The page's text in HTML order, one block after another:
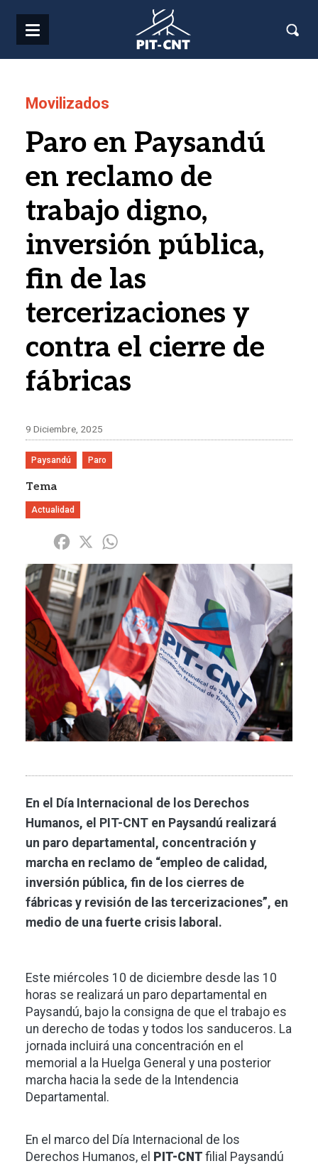
Movilizados
Paro en Paysandú
en reclamo de
trabajo digno,
inversión pública,
fin de las
tercerizaciones y
contra el cierre de
fábricas
9 Diciembre, 2025
Paysandú Paro
Tema
Actualidad
Share Facebook
X
Imagen
En el Día Internacional de los Derechos
Humanos, el PIT-CNT en Paysandú realizará
un paro departamental, concentración y
marcha en reclamo de “empleo de calidad,
inversión pública, fin de los cierres de
fábricas y revisión de las tercerizaciones”, en
medio de una fuerte crisis laboral.
Este miércoles 10 de diciembre desde las 10
horas se realizará un paro departamental en
Paysandú, bajo la consigna de que el trabajo es
un derecho de todas y todos los sanduceros. La
jornada incluirá una concentración en el
memorial a la Huelga General y una posterior
marcha hacia la sede de la Intendencia
Departamental.
En el marco del Día Internacional de los
Derechos Humanos, el
PIT-CNT filial Paysandú